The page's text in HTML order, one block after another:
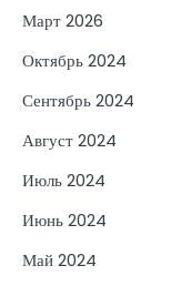
Март 2026
Октябрь 2024
Сентябрь 2024
Август 2024
Июль 2024
Июнь 2024
Май 2024